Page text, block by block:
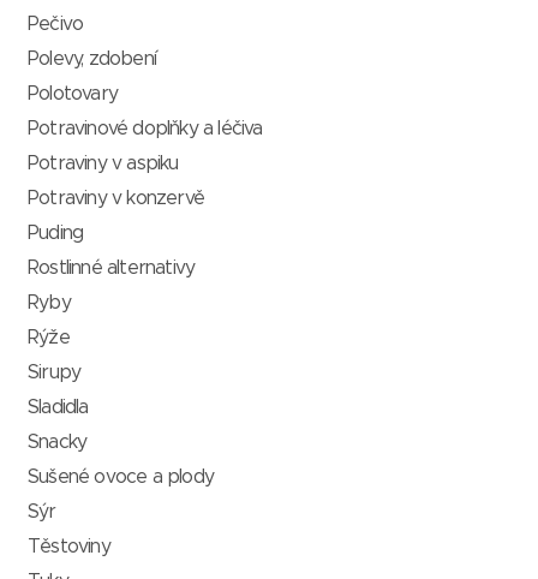
Pečivo
Polevy, zdobení
Polotovary
Potravinové doplňky a léčiva
Potraviny v aspiku
Potraviny v konzervě
Puding
Rostlinné alternativy
Ryby
Rýže
Sirupy
Sladidla
Snacky
Sušené ovoce a plody
Sýr
Těstoviny